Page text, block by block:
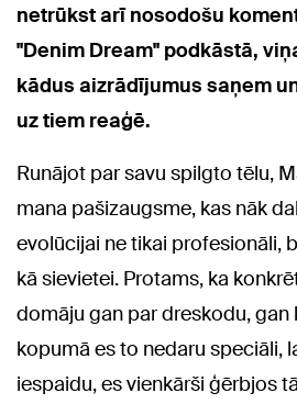
netrūkst arī nosodošu
"Denim Dream" podkāstā,
kādus aizrādījumus saņem
uz tiem reaģē.
Runājot par savu spilgto tēlu,
mana pašizaugsme, kas nāk
evolūcijai ne tikai profesionāli,
kā sievietei. Protams, ka
domāju gan par dreskodu, gan
kopumā es to nedaru speciāli,
iespaidu, es vienkārši ģērbjos